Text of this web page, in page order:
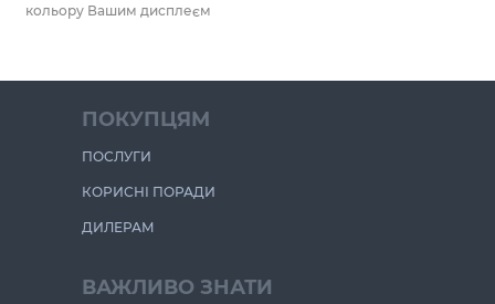
кольору Вашим дисплеєм
ПОКУПЦЯМ
ПОСЛУГИ
КОРИСНІ ПОРАДИ
ДИЛЕРАМ
ВАЖЛИВО ЗНАТИ